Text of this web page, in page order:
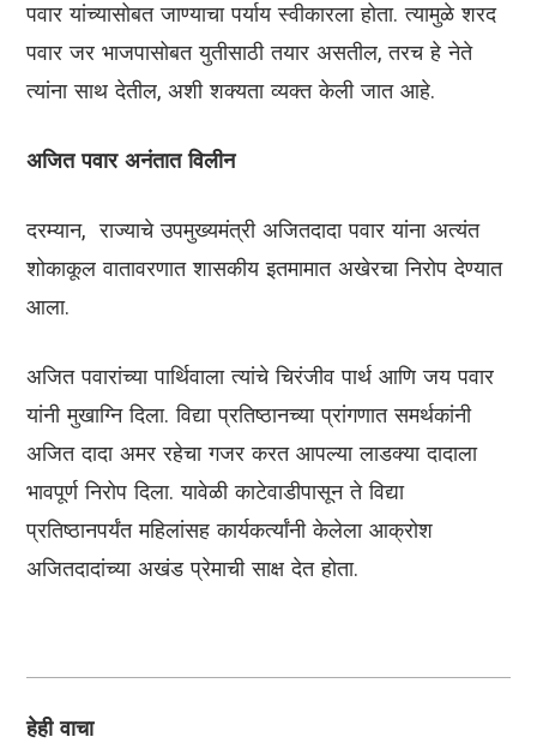
पवार यांच्यासोबत जाण्याचा पर्याय स्वीकारला होता. त्यामुळे शरद
पवार जर भाजपासोबत युतीसाठी तयार असतील, तरच हे नेते
त्यांना साथ देतील, अशी शक्यता व्यक्त केली जात आहे.
अजित पवार अनंतात विलीन
दरम्यान, राज्याचे उपमुख्यमंत्री अजितदादा पवार यांना अत्यंत
शोकाकूल वातावरणात शासकीय इतमामात अखेरचा निरोप देण्यात
आला.
अजित पवारांच्या पार्थिवाला त्यांचे चिरंजीव पार्थ आणि जय पवार
यांनी मुखाग्नि दिला. विद्या प्रतिष्ठानच्या प्रांगणात समर्थकांनी
अजित दादा अमर रहेचा गजर करत आपल्या लाडक्या दादाला
भावपूर्ण निरोप दिला. यावेळी काटेवाडीपासून ते विद्या
प्रतिष्ठानपर्यंत महिलांसह कार्यकर्त्यांनी केलेला आक्रोश
अजितदादांच्या अखंड प्रेमाची साक्ष देत होता.
हेही वाचा